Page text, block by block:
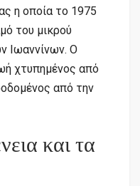
η οποία το 1975
του μικρού
Ιωαννίνων. Ο
χτυπημένος από
από την
και τα